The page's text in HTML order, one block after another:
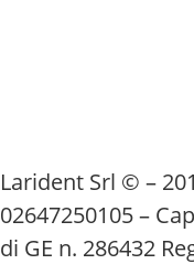
Larident Srl © –
02647250105 –
di GE n. 286432